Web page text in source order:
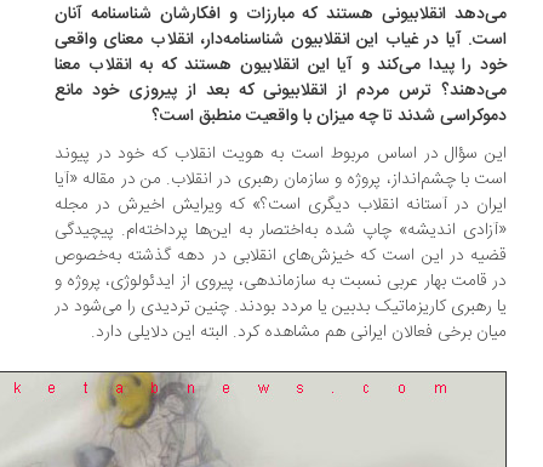
انقلابیونی هستند که مبارزات و افکارشان شناسنامه آنان
آیا در غیاب این انقلابیون شناسنامه‌دار، انقلاب معنای واقعی
را پیدا می‌کند و آیا این انقلابیون هستند که به انقلاب معنا
ترس مردم از انقلابیونی که بعد از پیروزی خود مانع
شدند تا چه میزان با واقعیت منطبق است؟
سؤال در اساس مربوط است به هویت انقلاب که خود در پیوند
با چشم‌انداز، پروژه و سازمان رهبری در انقلاب. من در مقاله «آیا
در آستانه انقلاب دیگری است؟» که ویرایش اخیرش در مجله
اندیشه» چاپ شده به‌اختصار به این‌ها پرداخته‌ام. پیچیدگی
در این است که خیزش‌های انقلابی در دهه گذشته به‌خصوص
قامت بهار عربی نسبت به سازماندهی، پیروی از ایدئولوژی، پروژه و
رهبری کاریزماتیک بدبین یا مردد بودند. چنین تردیدی را می‌شود در
برخی فعالان ایرانی هم مشاهده کرد. البته این دلایلی دارد.